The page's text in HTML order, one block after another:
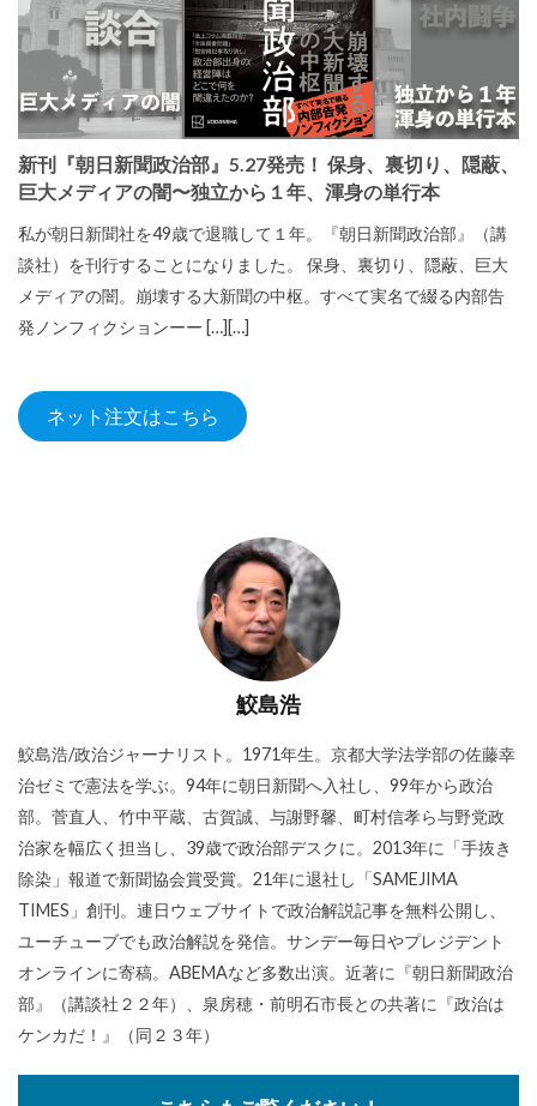
新刊『朝日新聞政治部』5.27発売！ 保身、裏切り、隠蔽、
巨大メディアの闇〜独立から１年、渾身の単行本
私が朝日新聞社を49歳で退職して１年。『朝日新聞政治部』（講
談社）を刊行することになりました。 保身、裏切り、隠蔽、巨大
メディアの闇。崩壊する大新聞の中枢。すべて実名で綴る内部告
発ノンフィクションーー […][…]
ネット注文はこちら
鮫島浩
鮫島浩/政治ジャーナリスト。1971年生。京都大学法学部の佐藤幸
治ゼミで憲法を学ぶ。94年に朝日新聞へ入社し、99年から政治
部。菅直人、竹中平蔵、古賀誠、与謝野馨、町村信孝ら与野党政
治家を幅広く担当し、39歳で政治部デスクに。2013年に「手抜き
除染」報道で新聞協会賞受賞。21年に退社し「SAMEJIMA
TIMES」創刊。連日ウェブサイトで政治解説記事を無料公開し、
ユーチューブでも政治解説を発信。サンデー毎日やプレジデント
オンラインに寄稿。ABEMAなど多数出演。近著に『朝日新聞政治
部』（講談社２２年）、泉房穂・前明石市長との共著に『政治は
ケンカだ！』（同２３年）